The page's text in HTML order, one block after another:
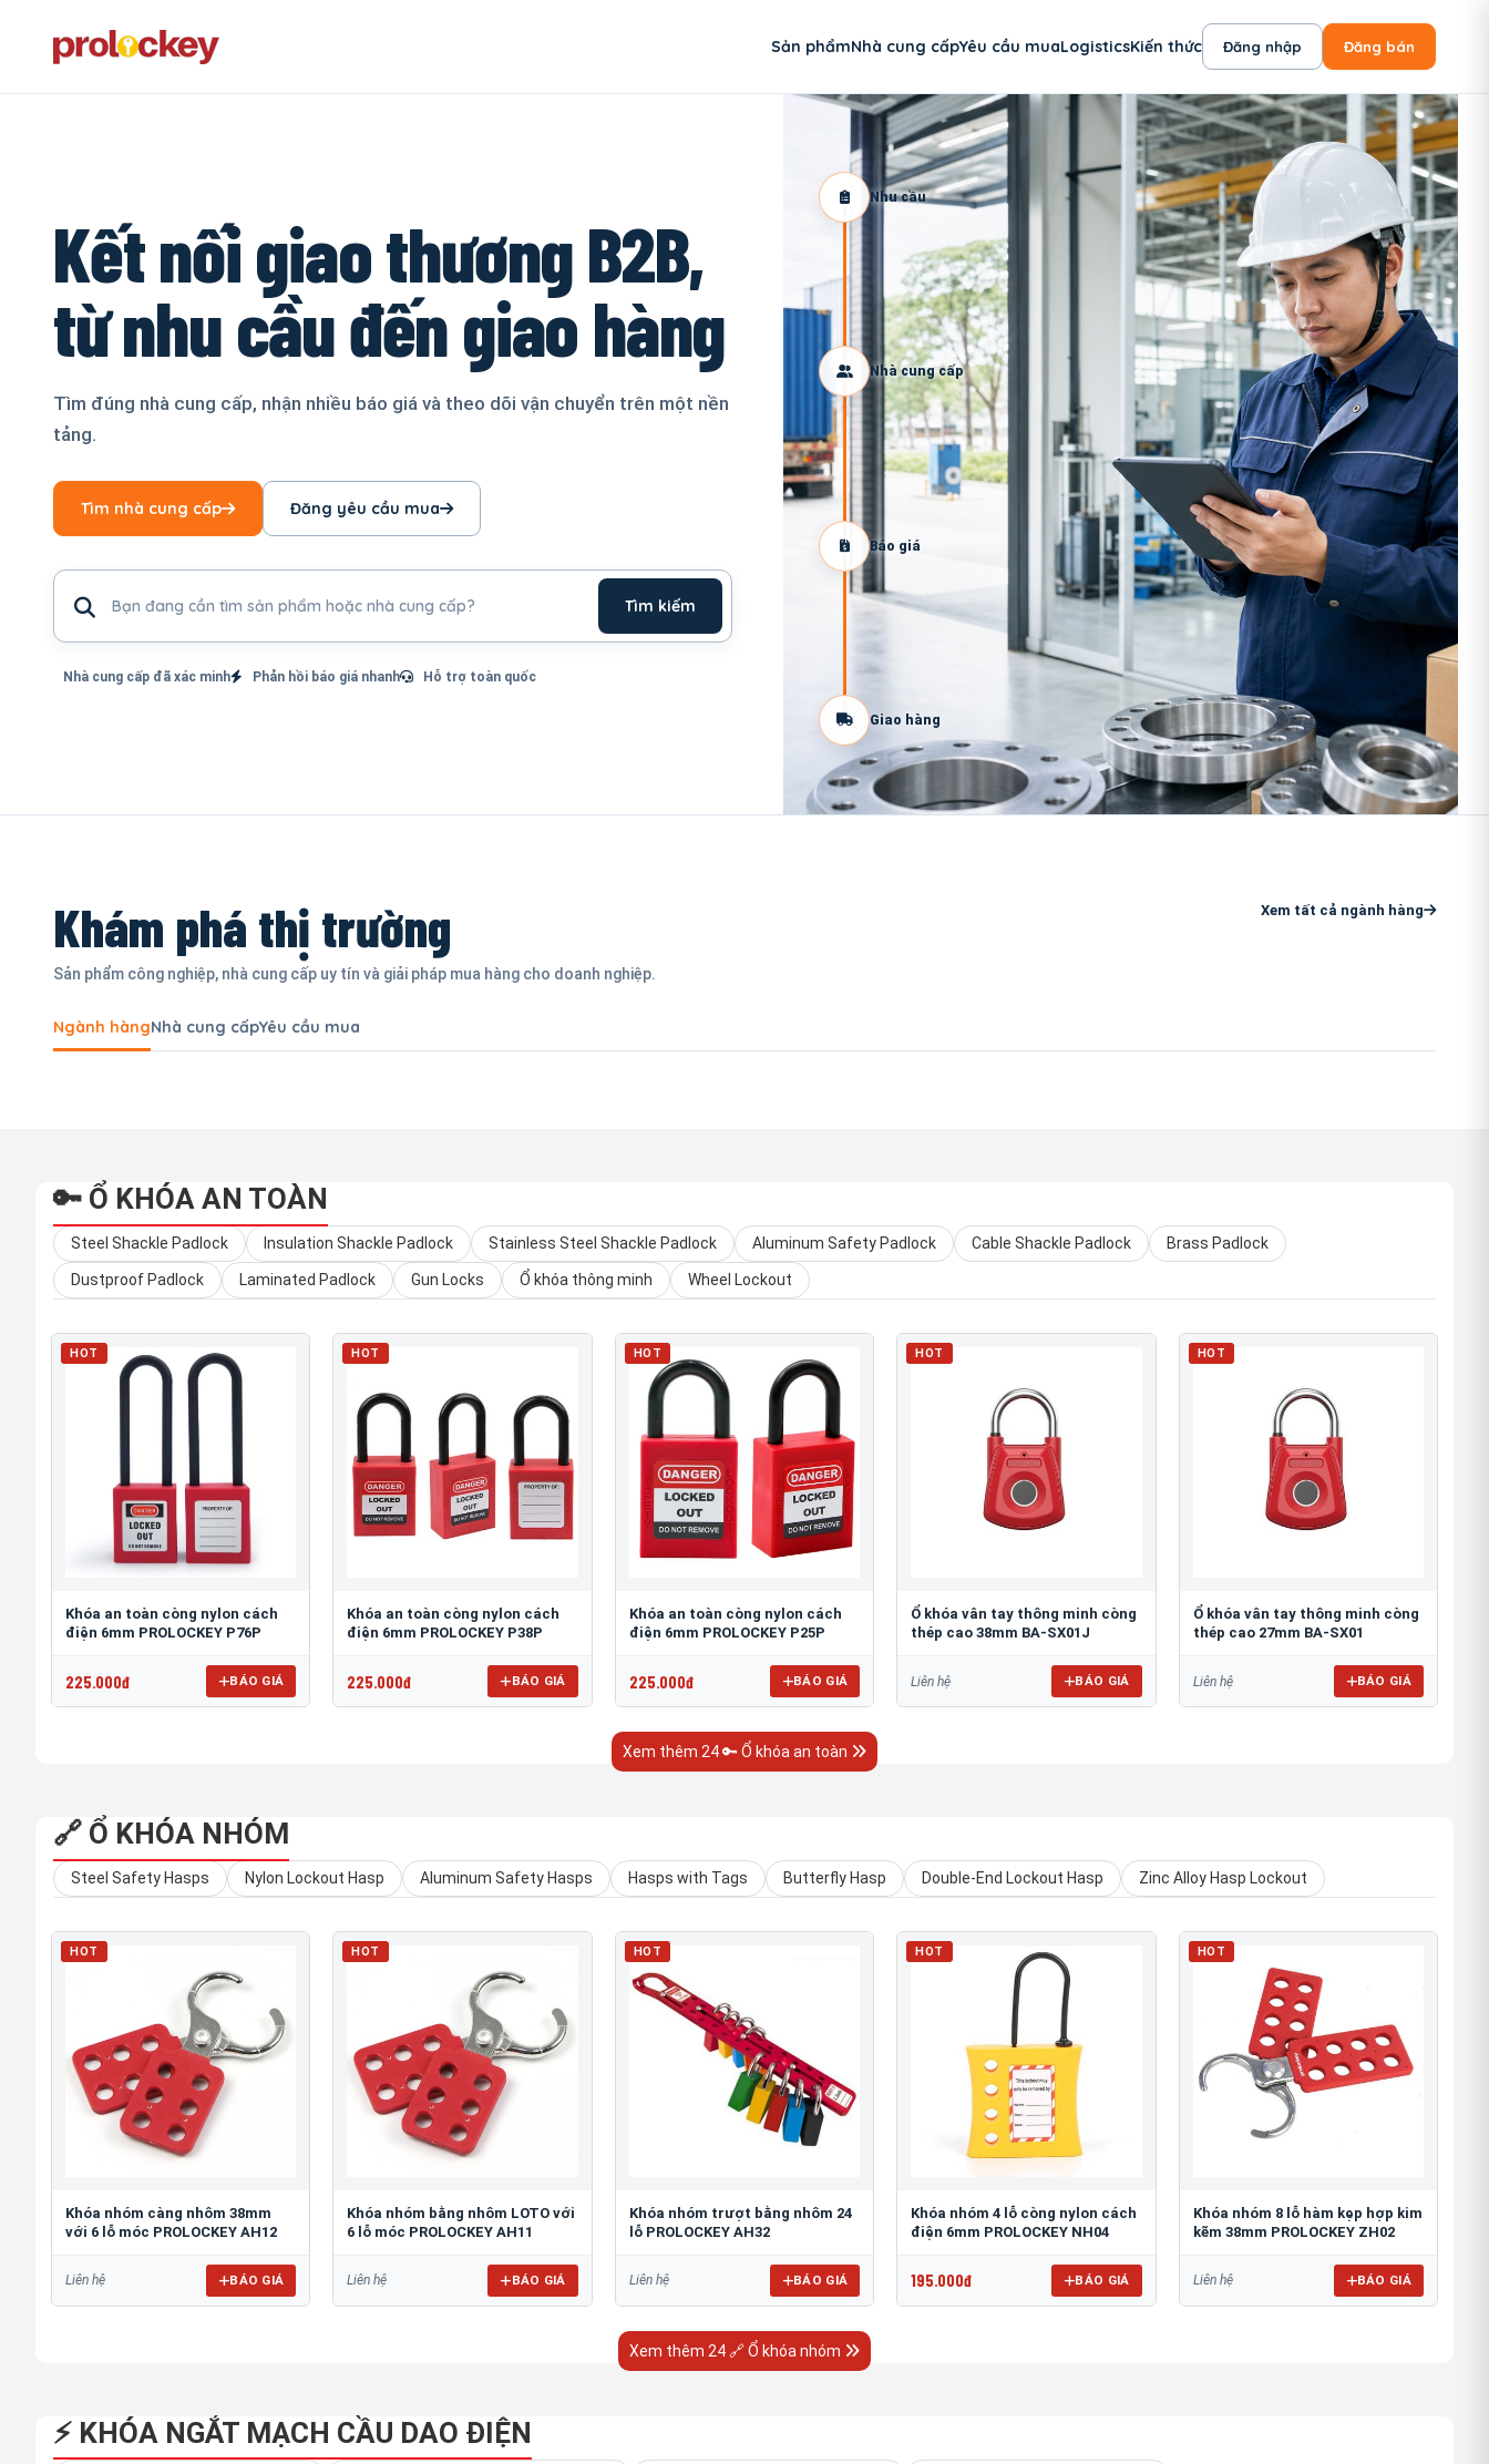
Sản phẩmNhà cung cấpYêu cầu muaLogisticsKiến thức Đăng nhập Đăng bán
Kết nối giao thương B2B,
từ nhu cầu đến giao hàng
Tìm đúng nhà cung cấp, nhận nhiều báo giá và theo dõi vận chuyển trên một nền
tảng.
Tìm nhà cung cấp Đăng yêu cầu mua
Tìm kiếm
Nhà cung cấp đã xác minh Phản hồi báo giá nhanh Hỗ trợ toàn quốc
Nhu cầu
Nhà cung cấp
Báo giá
Giao hàng
Khám phá thị trường
Sản phẩm công nghiệp, nhà cung cấp uy tín và giải pháp mua hàng cho doanh nghiệp.
Xem tất cả ngành hàng
Ngành hàngNhà cung cấpYêu cầu mua
🔑 Ổ KHÓA AN TOÀN
Steel Shackle Padlock Insulation Shackle Padlock Stainless Steel Shackle Padlock Aluminum Safety Padlock Cable Shackle Padlock Brass Padlock
Dustproof Padlock Laminated Padlock Gun Locks Ổ khóa thông minh Wheel Lockout
HOT
Khóa an toàn còng nylon cách
điện 6mm PROLOCKEY P76P
225.000đ BÁO GIÁ
HOT
Khóa an toàn còng nylon cách
điện 6mm PROLOCKEY P38P
225.000đ BÁO GIÁ
HOT
Khóa an toàn còng nylon cách
điện 6mm PROLOCKEY P25P
225.000đ BÁO GIÁ
HOT
Ổ khóa vân tay thông minh còng
thép cao 38mm BA-SX01J
Liên hệ BÁO GIÁ
HOT
Ổ khóa vân tay thông minh còng
thép cao 27mm BA-SX01
Liên hệ BÁO GIÁ
Xem thêm 24 🔑 Ổ khóa an toàn
🔗 Ổ KHÓA NHÓM
Steel Safety Hasps Nylon Lockout Hasp Aluminum Safety Hasps Hasps with Tags Butterfly Hasp Double-End Lockout Hasp Zinc Alloy Hasp Lockout
HOT
Khóa nhóm càng nhôm 38mm
với 6 lỗ móc PROLOCKEY AH12
Liên hệ BÁO GIÁ
HOT
Khóa nhóm bằng nhôm LOTO với
6 lỗ móc PROLOCKEY AH11
Liên hệ BÁO GIÁ
HOT
Khóa nhóm trượt bằng nhôm 24
lỗ PROLOCKEY AH32
Liên hệ BÁO GIÁ
HOT
Khóa nhóm 4 lỗ còng nylon cách
điện 6mm PROLOCKEY NH04
195.000đ BÁO GIÁ
HOT
Khóa nhóm 8 lỗ hàm kẹp hợp kim
kẽm 38mm PROLOCKEY ZH02
Liên hệ BÁO GIÁ
Xem thêm 24 🔗 Ổ khóa nhóm
⚡ KHÓA NGẮT MẠCH CẦU DAO ĐIỆN